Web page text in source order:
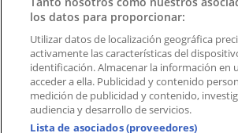
Negocios cercanos
Productos
Productos locales
Ciudades
Descargar la APP Tiendeo
los datos para proporcionar:
Utilizar datos de localización geográfica
activamente las características del
identificación. Almacenar la información en
acceder a ella. Publicidad y contenido
medición de publicidad y contenido,
audiencia y desarrollo de servicios.
Lista de asociados (proveedores)